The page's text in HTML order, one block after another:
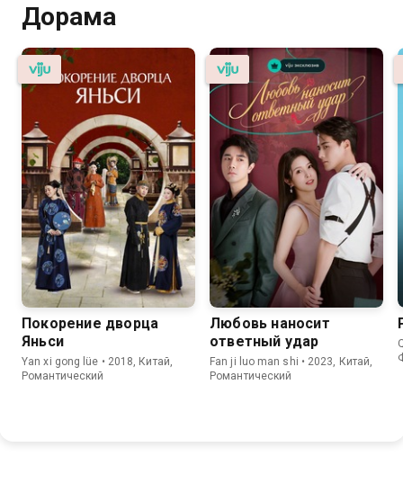
Дорама
Покорение дворца
Яньси
Yan xi gong lüe • 2018, Китай,
Романтический
Любовь наносит
ответный удар
Fan ji luo man shi • 2023, Китай,
Романтический